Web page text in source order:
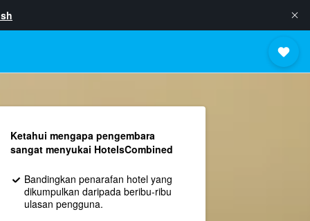
Ketahui mengapa pengembara
sangat menyukai HotelsCombined
Bandingkan penarafan hotel yang
dikumpulkan daripada beribu-ribu
ulasan pengguna.